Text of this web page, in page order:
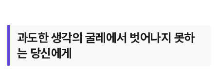
과도한 생각의 굴레에서 벗어나지 못하
는 당신에게